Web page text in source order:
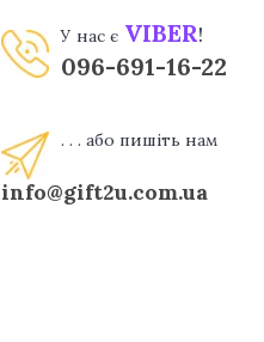
У нас є VIBER!
096-691-16-22
. . . або пишіть нам
info@gift2u.com.ua